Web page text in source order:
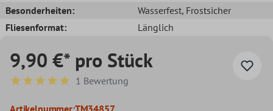
Besonderheiten:
Wasserfest, Frostsicher
Fliesenformat:
Länglich
9,90 €* pro Stück
Durchschnittliche Bewertung von 5 von 5 Sternen
1 Bewertung
Artikelnummer:TM34857